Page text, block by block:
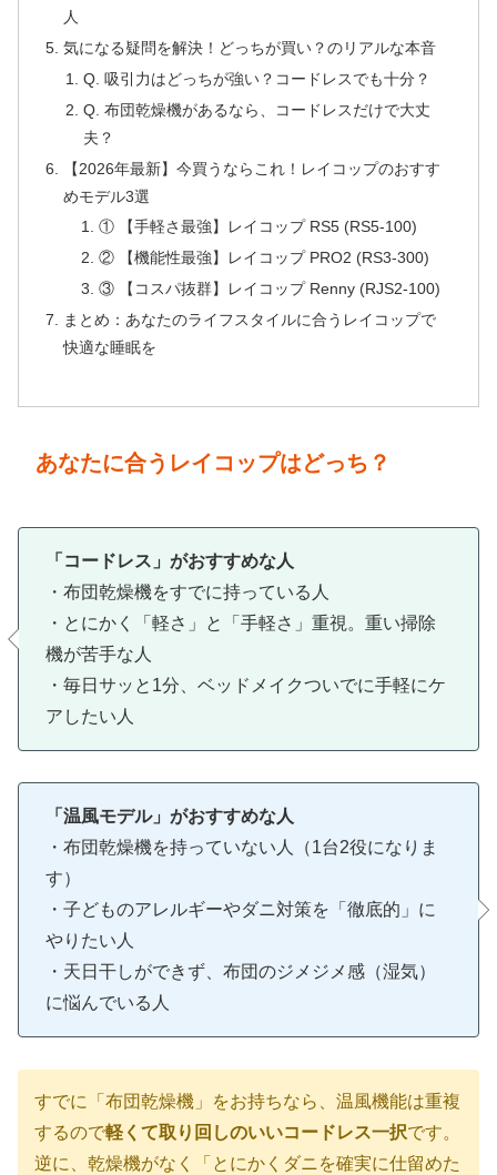
人
気になる疑問を解決！どっちが買い？のリアルな本音
Q. 吸引力はどっちが強い？コードレスでも十分？
Q. 布団乾燥機があるなら、コードレスだけで大丈
夫？
【2026年最新】今買うならこれ！レイコップのおすす
めモデル3選
① 【手軽さ最強】レイコップ RS5 (RS5-100)
② 【機能性最強】レイコップ PRO2 (RS3-300)
③ 【コスパ抜群】レイコップ Renny (RJS2-100)
まとめ：あなたのライフスタイルに合うレイコップで
快適な睡眠を
あなたに合うレイコップはどっち？
「コードレス」がおすすめな人
・布団乾燥機をすでに持っている人
・とにかく「軽さ」と「手軽さ」重視。重い掃除
機が苦手な人
・毎日サッと1分、ベッドメイクついでに手軽にケ
アしたい人
「温風モデル」がおすすめな人
・布団乾燥機を持っていない人（1台2役になりま
す）
・子どものアレルギーやダニ対策を「徹底的」に
やりたい人
・天日干しができず、布団のジメジメ感（湿気）
に悩んでいる人
すでに「布団乾燥機」をお持ちなら、温風機能は重複
するので軽くて取り回しのいいコードレス一択です。
逆に、乾燥機がなく「とにかくダニを確実に仕留めた